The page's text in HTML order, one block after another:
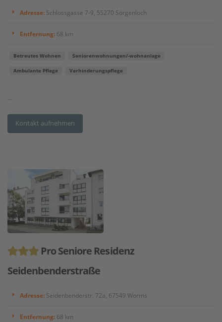
Adresse: Schlossgasse 7-9, 55270 Sörgenloch
Entfernung: 68 km
Betreutes Wohnen Seniorenwohnungen/-wohnanlage
Ambulante Pflege Verhinderungspflege
...
Kontakt aufnehmen
Pro Seniore Residenz
Seidenbenderstraße
Adresse: Seidenbenderstr. 72a, 67549 Worms
Entfernung: 68 km